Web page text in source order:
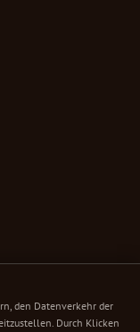
den Datenverkehr der
Durch Klicken